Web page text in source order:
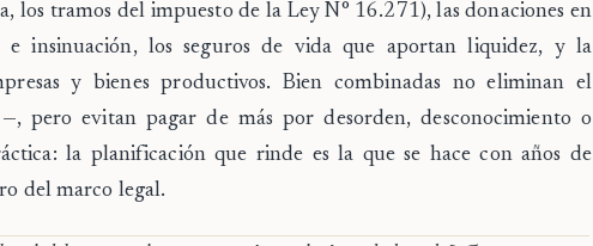
los tramos del impuesto de la Ley N° 16.271), lasdonaciones en
einsinuación, losseguros de vidaque aportan liquidez, y la
y bienes productivos. Bien combinadas no eliminan el
pero evitan pagar de más por desorden, desconocimiento o
la planificación que rinde es la que se hace con años de
del marco legal.